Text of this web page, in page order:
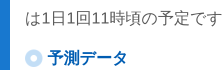
は1日1回11時頃の予定で
予測データ